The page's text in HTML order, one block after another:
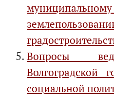
Вопросы
Волгоградской
социальной